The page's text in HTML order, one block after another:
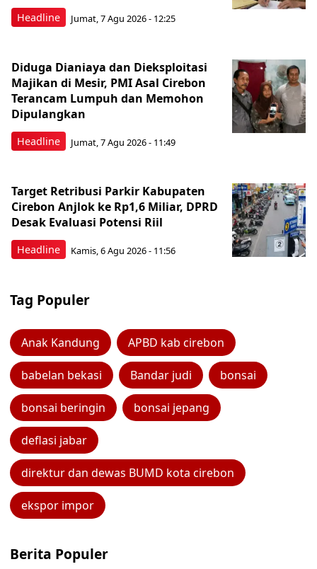
Headline Jumat, 7 Agu 2026 - 12:25
Headline
Diduga Dianiaya dan Dieksploitasi
Majikan di Mesir, PMI Asal Cirebon
Terancam Lumpuh dan Memohon
Dipulangkan
Jumat, 7 Agu 2026 - 11:49
Headline
Target Retribusi Parkir Kabupaten
Cirebon Anjlok ke Rp1,6 Miliar, DPRD
Desak Evaluasi Potensi Riil
Kamis, 6 Agu 2026 - 11:56
Tag Populer
Anak Kandung APBD kab cirebon
babelan bekasi Bandar judi bonsai
bonsai beringin bonsai jepang
deflasi jabar
direktur dan dewas BUMD kota cirebon
ekspor impor
Berita Populer